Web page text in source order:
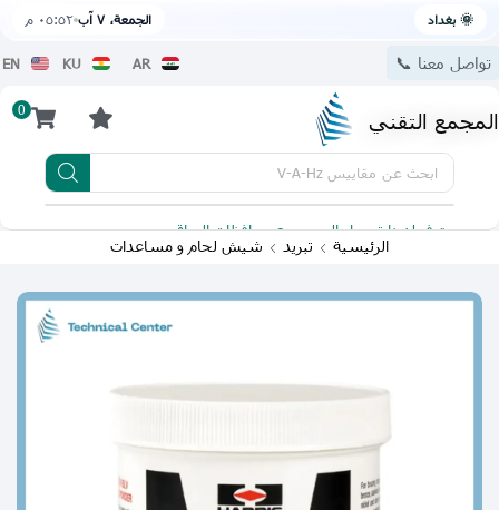
🌞 بغداد الجمعة، ٧ آب ٠٥:٥٢ م
تواصل معنا 📞 AR
KU
EN
المجمع التقني 0
ابحث عن مقاييس V-A-Hz
يتوفر لدينا توصيل الى جميع محافظات العراق
الرئيسية تبريد شيش لحام و مساعدات